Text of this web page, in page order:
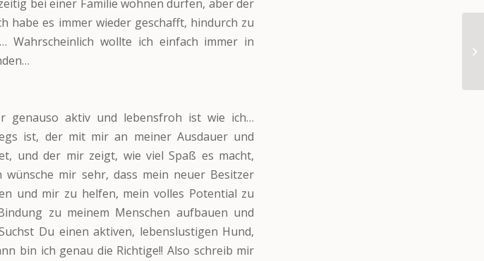
bei einer Familie wohnen dürfen, aber der
habe es immer wieder geschafft, hindurch zu
Wahrscheinlich wollte ich einfach immer in
genauso aktiv und lebensfroh ist wie ich…
ist, der mit mir an meiner Ausdauer und
und der mir zeigt, wie viel Spaß es macht,
mir sehr, dass mein neuer Besitzer
und mir zu helfen, mein volles Potential zu
zu meinem Menschen aufbauen und
Du einen aktiven, lebenslustigen Hund,
bin ich genau die Richtige!! Also schreib mir